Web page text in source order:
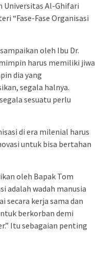
Universitas Al-Ghifari
“Fase-Fase Organisasi
oleh Ibu Dr.
harus memiliki jiwa
dia yang
segala halnya.
sesuatu perlu
di era milenial harus
untuk bisa bertahan
oleh Bapak Tom
adalah wadah manusia
secara kerja sama dan
berkorban demi
Itu sebagaian penting